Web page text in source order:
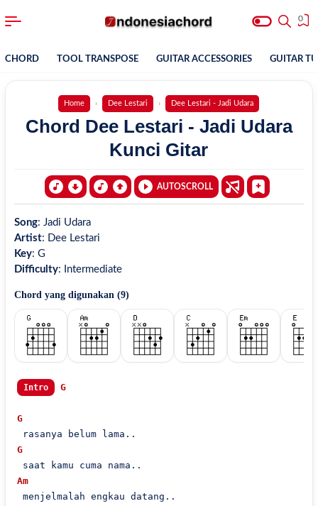
0
CHORD TOOL TRANSPOSE GUITAR ACCESSORIES GUITAR
Home Dee Lestari Dee Lestari - Jadi Udara
Chord Dee Lestari - Jadi Udara
Kunci Gitar
AUTOSCROLL
Song: Jadi Udara
Artist: Dee Lestari
Key: G
Difficulty: Intermediate
Chord yang digunakan (9)
Intro G
G
G
Am